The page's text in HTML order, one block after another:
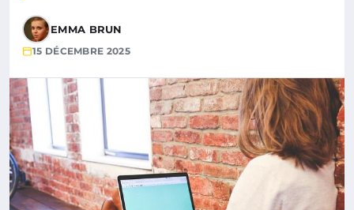
EMMA BRUN
15 DÉCEMBRE 2025